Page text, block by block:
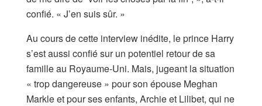
confié. « J’en suis sûr. »
Au cours de cette interview inédite, le prince Harry
s’est aussi confié sur un potentiel retour de sa
famille au Royaume-Uni. Mais, jugeant la situation
« trop dangereuse » pour son épouse Meghan
Markle et pour ses enfants, Archie et Lilibet, qui ne